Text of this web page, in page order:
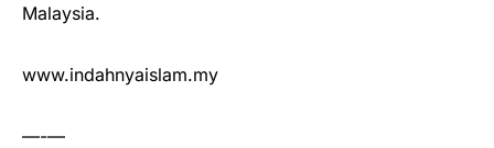
Malaysia.
www.indahnyaislam.my
—-—